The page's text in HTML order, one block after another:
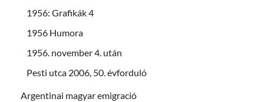
1956: Grafikák 4
1956 Humora
1956. november 4. után
Pesti utca 2006, 50. évforduló
Argentinai magyar emigració